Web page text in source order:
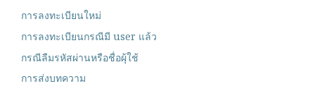
การลงทะเบียนใหม่
การลงทะเบียนกรณีมี user แล้ว
กรณีลืมรหัสผ่านหรือชื่อผุ้ใช้
การส่งบทความ